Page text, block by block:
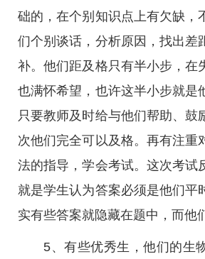
础的，在个别知识点上有欠缺，
们个别谈话，分析原因，找出差
补。他们距及格只有半小步，在
也满怀希望，也许这半小步就是
只要教师及时给与他们帮助、鼓
次他们完全可以及格。再有注重
法的指导，学会考试。这次考试
就是学生认为答案必须是他们平
实有些答案就隐藏在题中，而他
5、有些优秀生，他们的生